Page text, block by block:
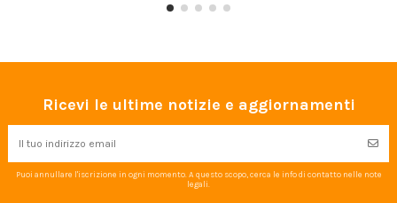
Ricevi le ultime notizie e aggiornamenti
Puoi annullare l'iscrizione in ogni momento. A questo scopo, cerca le info di contatto nelle note
legali.